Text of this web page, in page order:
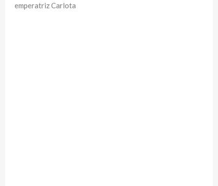
emperatriz Carlota